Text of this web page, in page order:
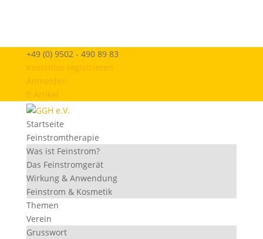
+49 (0) 9502 - 490 89 83
Kostenlos registrieren
Anmelden
0 Artikel
Startseite
Feinstromtherapie
Was ist Feinstrom?
Das Feinstromgerät
Wirkung & Anwendung
Feinstrom & Kosmetik
Themen
Verein
Grusswort